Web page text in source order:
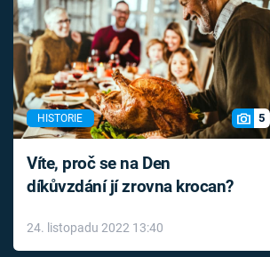
HISTORIE 5
Víte, proč se na Den
díkůvzdání jí zrovna krocan?
24. listopadu 2022 13:40